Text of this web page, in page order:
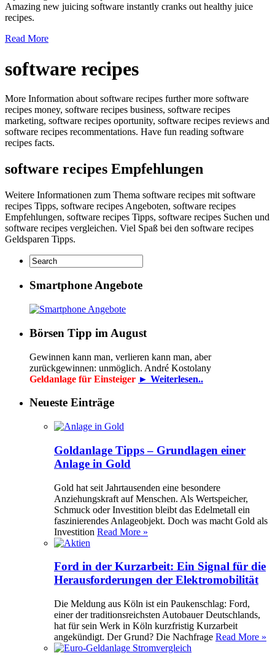
Amazing new juicing software instantly cranks out healthy juice
recipes.
Read More
software recipes
More Information about software recipes further more software
recipes money, software recipes business, software recipes
marketing, software recipes oportunity, software recipes reviews and
software recipes recommentations. Have fun reading software
recipes facts.
software recipes Empfehlungen
Weitere Informationen zum Thema software recipes mit software
recipes Tipps, software recipes Angeboten, software recipes
Empfehlungen, software recipes Tipps, software recipes Suchen und
software recipes vergleichen. Viel Spaß bei den software recipes
Geldsparen Tipps.
Smartphone Angebote
Börsen Tipp im August
Gewinnen kann man, verlieren kann man, aber
zurückgewinnen: unmöglich. André Kostolany
Geldanlage für Einsteiger ► Weiterlesen..
Neueste Einträge
Goldanlage Tipps – Grundlagen einer
Anlage in Gold
Gold hat seit Jahrtausenden eine besondere
Anziehungskraft auf Menschen. Als Wertspeicher,
Schmuck oder Investition bleibt das Edelmetall ein
faszinierendes Anlageobjekt. Doch was macht Gold als
Investition Read More »
Ford in der Kurzarbeit: Ein Signal für die
Herausforderungen der Elektromobilität
Die Meldung aus Köln ist ein Paukenschlag: Ford,
einer der traditionsreichsten Autobauer Deutschlands,
hat für sein Werk in Köln kurzfristig Kurzarbeit
angekündigt. Der Grund? Die Nachfrage Read More »